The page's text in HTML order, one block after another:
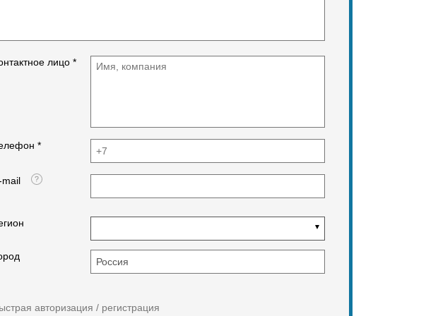
лицо *
*
mail
авторизация / регистрация